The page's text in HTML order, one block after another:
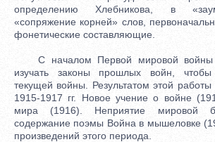
определению Хлебникова, в
«сопряжение корней» слов,
фонетические составляющие.
С началом Первой мировой войны
изучать законы прошлых войн, чтобы
текущей войны. Результатом этой работы
1915-1917 гг. Новое учение о войне
мира (1916). Неприятие мировой
содержание поэмы Война в мышеловке
произведений этого периода.